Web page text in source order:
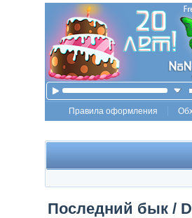
Правила оформления
Последний бык /